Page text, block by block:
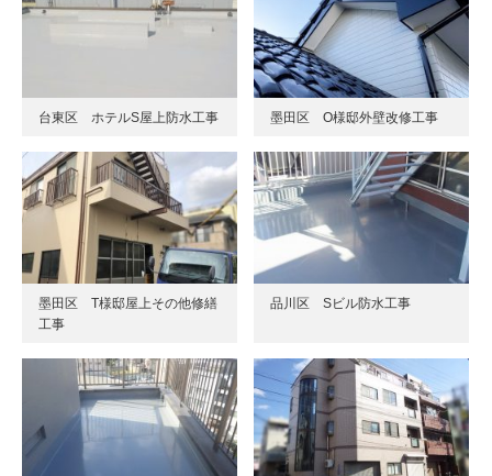
台東区 ホテルS屋上防水工事 墨田区 O様邸外壁改修工事
墨田区 T様邸屋上その他修繕
工事
品川区 Sビル防水工事